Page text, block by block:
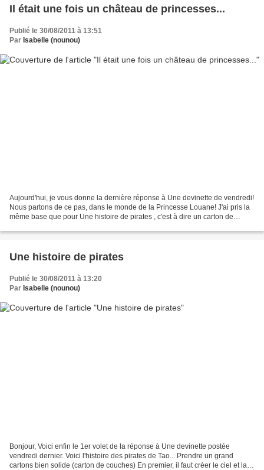
Il était une fois un château de princesses...
Publié le 30/08/2011 à 13:51
Par Isabelle (nounou)
Aujourd'hui, je vous donne la dernière réponse à Une devinette de vendredi!
Nous partons de ce pas, dans le monde de la Princesse Louane! J'ai pris la
même base que pour Une histoire de pirates , c'est à dire un carton de
Une histoire de pirates
Publié le 30/08/2011 à 13:20
Par Isabelle (nounou)
Bonjour, Voici enfin le 1er volet de la réponse à Une devinette postée
vendredi dernier. Voici l'histoire des pirates de Tao... Prendre un grand
cartons bien solide (carton de couches) En premier, il faut créer le ciel et la